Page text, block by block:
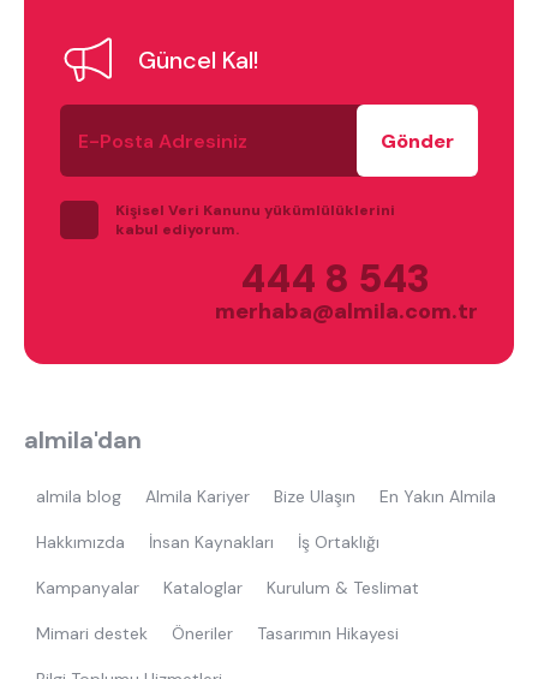
ne aramıştınız?
beşik
çocuk odası
oyuncu sandalyesi
Güncel Kal!
E-
Posta
Adresiniz
Kişisel Veri Kanunu yükümlülüklerini
kabul ediyorum.
444 8 543
merhaba@almila.com.tr
almila'dan
almila blog Almila Kariyer Bize Ulaşın En Yakın Almila
Hakkımızda İnsan Kaynakları İş Ortaklığı
Kampanyalar Kataloglar Kurulum & Teslimat
Mimari destek Öneriler Tasarımın Hikayesi